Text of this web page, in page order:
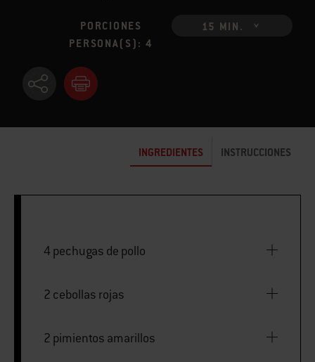
PORCIONES
PERSONA(S): 4
15 MIN.
INGREDIENTES INSTRUCCIONES
4 pechugas de pollo
2 cebollas rojas
2 pimientos amarillos